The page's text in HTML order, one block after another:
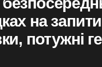
на
потужні